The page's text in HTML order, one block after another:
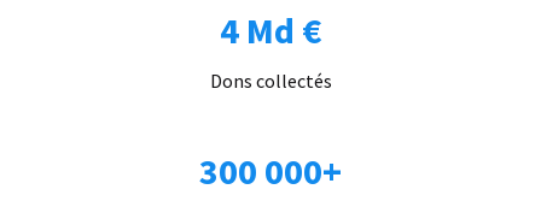
4 Md €
Dons collectés
300 000+